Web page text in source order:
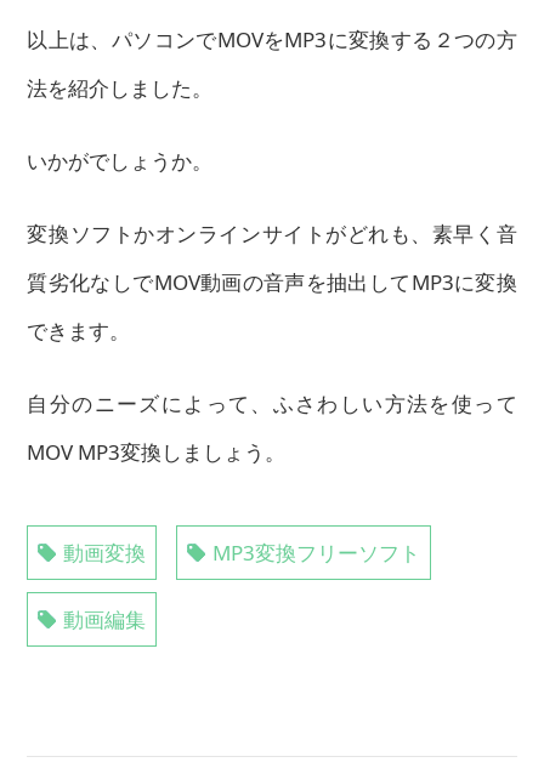
以上は、パソコンでMOVをMP3に変換する２つの方
法を紹介しました。
いかがでしょうか。
変換ソフトかオンラインサイトがどれも、素早く音
質劣化なしでMOV動画の音声を抽出してMP3に変換
できます。
自分のニーズによって、ふさわしい方法を使って
MOV MP3変換しましょう。
動画変換 MP3変換フリーソフト
動画編集